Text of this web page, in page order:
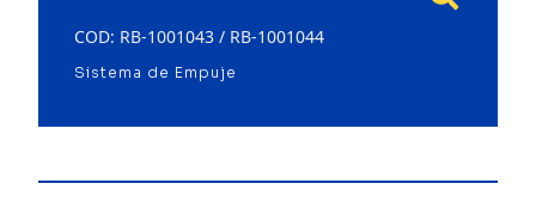
COD: RB-1001043 / RB-1001044
Sistema de Empuje